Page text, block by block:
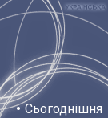
• Сьогоднішня